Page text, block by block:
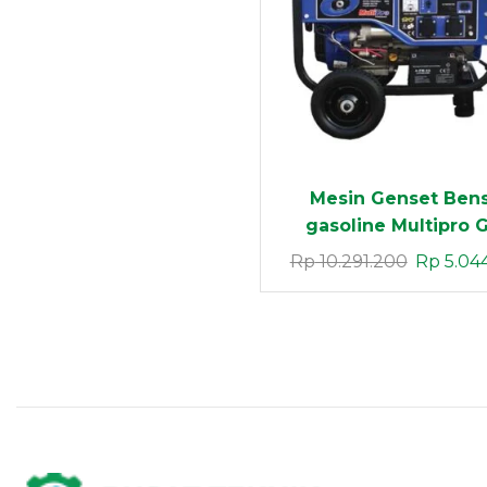
Mesin Genset
gasoline Multipro
3900/4 SW (2,5
Rp10.291.200 Rp